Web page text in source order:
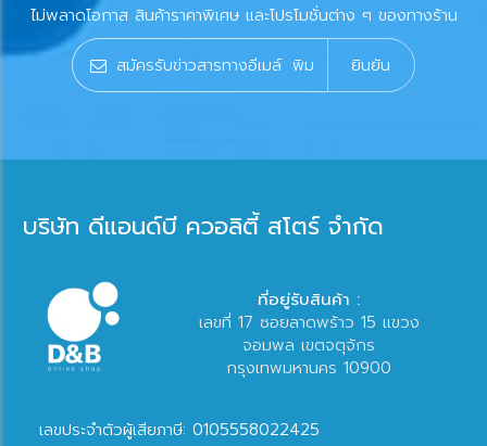
ไม่พลาดโอกาส สินค้าราคาพิเศษ และโปรโมชั่นต่าง ๆ ของทางร้าน
ยินยัน
บริษัท ดีแอนด์บี ควอลิตี้ สโตร์ จำกัด
ที่อยู่รับสินค้า :
เลขที่ 17 ซอยลาดพร้าว 15 แขวง
จอมพล เขตจตุจักร
กรุงเทพมหานคร 10900
เลขประจำตัวผู้เสียภาษี: 0105558022425